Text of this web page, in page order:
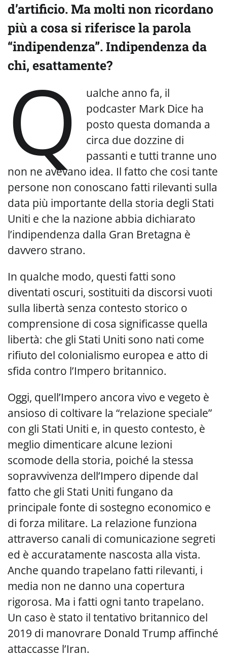
d’artificio. Ma molti non ricordano
più a cosa si riferisce la parola
“indipendenza”. Indipendenza da
chi, esattamente?
Q
ualche anno fa, il
podcaster Mark Dice ha
posto questa domanda a
circa due dozzine di
passanti e tutti tranne uno
non ne avevano idea. Il fatto che cosi tante
persone non conoscano fatti rilevanti sulla
data più importante della storia degli Stati
Uniti e che la nazione abbia dichiarato
l’indipendenza dalla Gran Bretagna è
davvero strano.
In qualche modo, questi fatti sono
diventati oscuri, sostituiti da discorsi vuoti
sulla libertà senza contesto storico o
comprensione di cosa significasse quella
libertà: che gli Stati Uniti sono nati come
rifiuto del colonialismo europea e atto di
sfida contro l’Impero britannico.
Oggi, quell’Impero ancora vivo e vegeto è
ansioso di coltivare la “relazione speciale”
con gli Stati Uniti e, in questo contesto, è
meglio dimenticare alcune lezioni
scomode della storia, poiché la stessa
sopravvivenza dell’Impero dipende dal
fatto che gli Stati Uniti fungano da
principale fonte di sostegno economico e
di forza militare. La relazione funziona
attraverso canali di comunicazione segreti
ed è accuratamente nascosta alla vista.
Anche quando trapelano fatti rilevanti, i
media non ne danno una copertura
rigorosa. Ma i fatti ogni tanto trapelano.
Un caso è stato il tentativo britannico del
2019 di manovrare Donald Trump affinché
attaccasse l’Iran.